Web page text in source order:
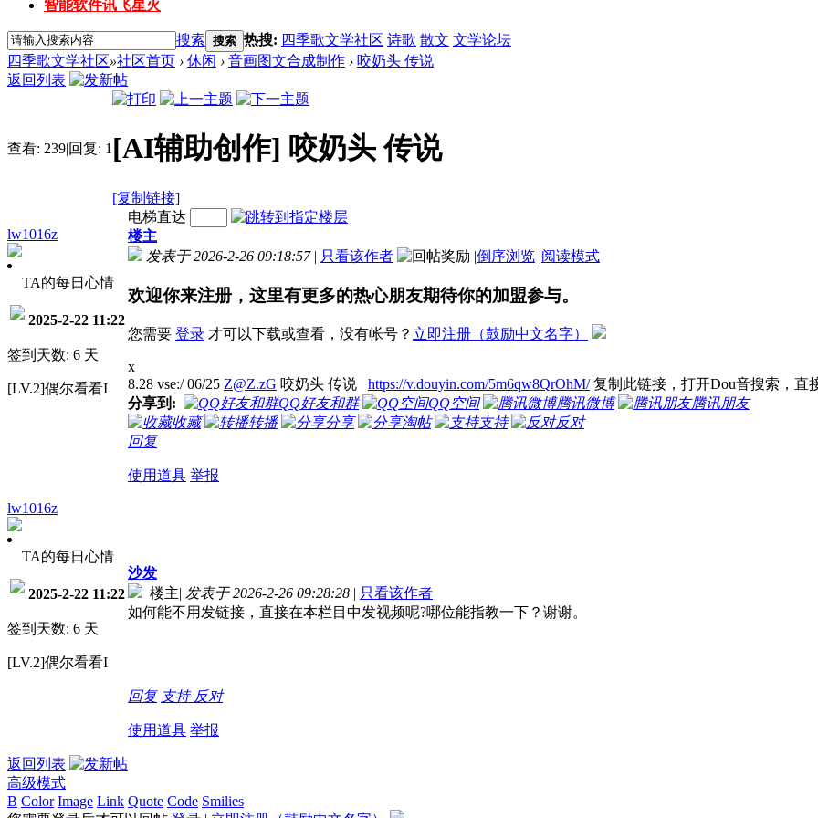
智能软件讯飞星火
搜索 搜索 热搜: 四季歌文学社区 诗歌 散文 文学论坛
四季歌文学社区»社区首页 › 休闲 › 音画图文合成制作 › 咬奶头 传说
返回列表
查看: 239|回复: 1 [AI辅助创作] 咬奶头 传说
[复制链接]
lw1016z
TA的每日心情
2025-2-22 11:22
签到天数: 6 天
[LV.2]偶尔看看I
电梯直达
楼主
发表于 2026-2-26 09:18:57 | 只看该作者 |倒序浏览 |阅读模式
欢迎你来注册，这里有更多的热心朋友期待你的加盟参与。
您需要 登录 才可以下载或查看，没有帐号？ 立即注册（鼓励中文名字）
x
8.28 vse:/ 06/25 Z@Z.zG 咬奶头 传说 https://v.douyin.com/5m6qw8QrOhM/复制此链接，打开Dou音搜索，直
分享到:
QQ好友和群 QQ空间 腾讯微博
腾讯朋友
收藏
转播 分享 淘帖 支持
反对
回复
使用道具 举报
lw1016z
TA的每日心情
2025-2-22 11:22
签到天数: 6 天
[LV.2]偶尔看看I
沙发
楼主| 发表于 2026-2-26 09:28:28 | 只看该作者
如何能不用发链接，直接在本栏目中发视频呢?哪位能指教一下？谢谢。
回复 支持 反对
使用道具 举报
返回列表
高级模式
B Color Image Link Quote Code Smilies